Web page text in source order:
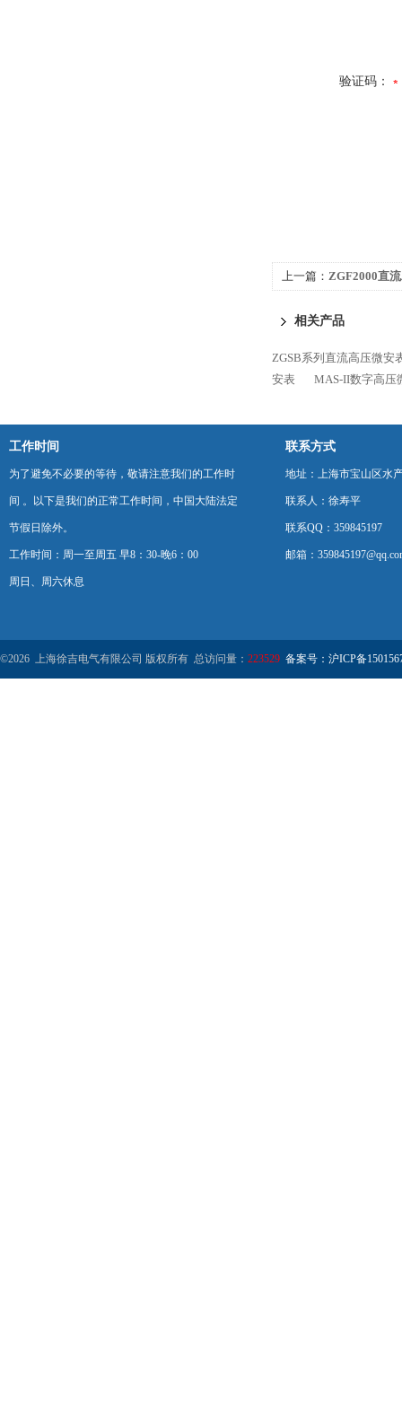
验证码：
上一篇： ZGF2000直
相关产品
ZGSB系列直流高压微安
安表
MAS-II数字高压
工作时间
为了避免不必要的等待，敬请注意我们的工作时
间 。以下是我们的正常工作时间，中国大陆法定
节假日除外。
工作时间：周一至周五 早8：30-晚6：00
周日、周六休息
联系方式
地址：上海市宝山区水
联系人：徐寿平
联系QQ：359845197
邮箱：
©2026 上海徐吉电气有限公司 版权所有 总访问量： 223529 备案号：沪ICP备